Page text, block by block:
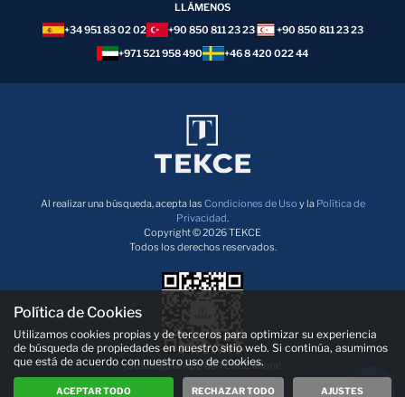
LLÁMENOS
+34 951 83 02 02
+90 850 811 23 23
+90 850 811 23 23
+971 521 958 490
+46 8 420 022 44
Al realizar una búsqueda, acepta las Condiciones de Uso y la Política de
Privacidad.
Copyright © 2026 TEKCE
Todos los derechos reservados.
¡Descarga la App de TEKCE ahora!
Política de Cookies
Utilizamos cookies propias y de terceros para optimizar su experiencia
de búsqueda de propiedades en nuestro sitio web. Si continúa, asumimos
que está de acuerdo con nuestro uso de cookies.
ACEPTAR TODO RECHAZAR TODO AJUSTES